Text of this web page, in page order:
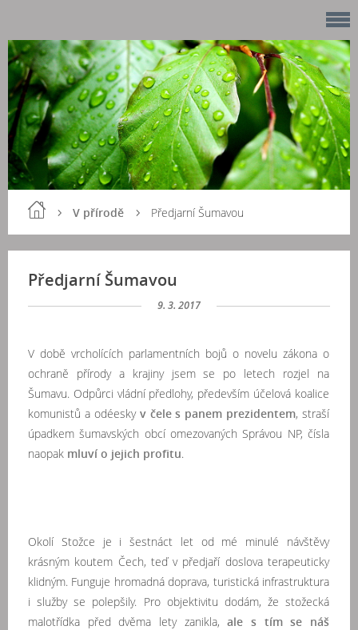
V přírodě Předjarní Šumavou
Předjarní Šumavou
9. 3. 2017
V době vrcholících parlamentních bojů o novelu zákona o
ochraně přírody a krajiny jsem se po letech rozjel na
Šumavu. Odpůrci vládní předlohy, především účelová koalice
komunistů a odéesky v čele s panem prezidentem, straší
úpadkem šumavských obcí omezovaných Správou NP, čísla
naopak mluví o jejich profitu.
Okolí Stožce je i šestnáct let od mé minulé návštěvy
krásným koutem Čech, teď v předjaří doslova terapeuticky
klidným. Funguje hromadná doprava, turistická infrastruktura
i služby se polepšily. Pro objektivitu dodám, že stožecká
malotřídka před dvěma lety zanikla,ale s tím se náš